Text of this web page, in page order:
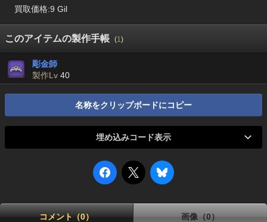
買取価格:9 Gil
このアイテムの製作手帳 (1)
彫金師
製作Lv 40
名称をクリップボードにコピー
埋め込みコード表示
コメント（0） 画像（0）